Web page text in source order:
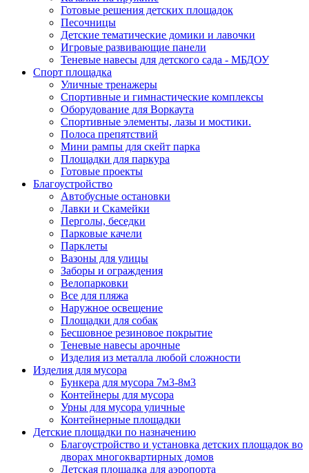
Готовые решения детских площадок
Песочницы
Детские тематические домики и лавочки
Игровые развивающие панели
Теневые навесы для детского сада - МБДОУ
Спорт площадка
Уличные тренажеры
Спортивные и гимнастические комплексы
Оборудование для Воркаута
Спортивные элементы, лазы и мостики.
Полоса препятствий
Мини рампы для скейт парка
Площадки для паркура
Готовые проекты
Благоустройство
Автобусные остановки
Лавки и Скамейки
Перголы, беседки
Парковые качели
Парклеты
Вазоны для улицы
Заборы и ограждения
Велопарковки
Все для пляжа
Наружное освещение
Площадки для собак
Бесшовное резиновое покрытие
Теневые навесы арочные
Изделия из металла любой сложности
Изделия для мусора
Бункера для мусора 7м3-8м3
Контейнеры для мусора
Урны для мусора уличные
Контейнерные площадки
Детские площадки по назначению
Благоустройство и установка детских площадок во
дворах многоквартирных домов
Детская площадка для аэропорта